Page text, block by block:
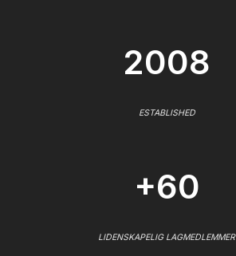
2008
ESTABLISHED
+60
LIDENSKAPELIG LAGMEDLEMMER